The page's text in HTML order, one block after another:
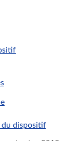
dispositif